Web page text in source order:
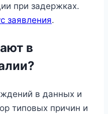
при задержках.
заявления.
в
в данных и
типовых причин и